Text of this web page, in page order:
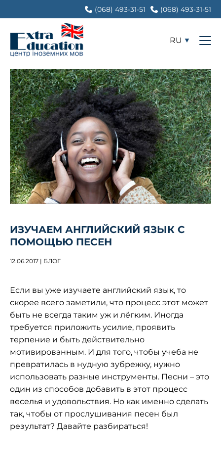
(068) 493-31-51 (068) 493-31-51
RU
ИЗУЧАЕМ АНГЛИЙСКИЙ ЯЗЫК С
ПОМОЩЬЮ ПЕСЕН
12.06.2017 | БЛОГ
Если вы уже изучаете английский язык, то
скорее всего заметили, что процесс этот может
быть не всегда таким уж и лёгким. Иногда
требуется приложить усилие, проявить
терпение и быть действительно
мотивированным. И для того, чтобы учеба не
превратилась в нудную зубрежку, нужно
использовать разные инструменты. Песни – это
один из способов добавить в этот процесс
веселья и удовольствия. Но как именно сделать
так, чтобы от прослушивания песен был
результат? Давайте разбираться!